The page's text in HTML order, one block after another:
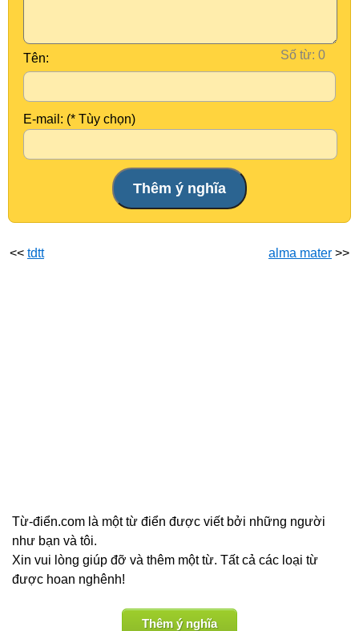
Số từ:
Tên:
E-mail: (* Tùy chọn)
<< tdtt alma mater >>
Từ-điển.com là một từ điển được viết bởi những người
như bạn và tôi.
Xin vui lòng giúp đỡ và thêm một từ. Tất cả các loại từ
được hoan nghênh!
Thêm ý nghĩa